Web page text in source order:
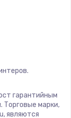
гарантийным
Торговые марки,
являются